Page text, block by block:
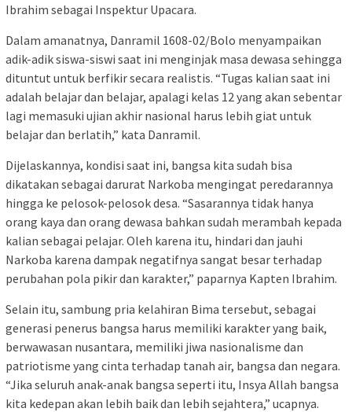
Ibrahim sebagai Inspektur Upacara.
Dalam amanatnya, Danramil 1608-02/Bolo menyampaikan
adik-adik siswa-siswi saat ini menginjak masa dewasa sehingga
dituntut untuk berfikir secara realistis. “Tugas kalian saat ini
adalah belajar dan belajar, apalagi kelas 12 yang akan sebentar
lagi memasuki ujian akhir nasional harus lebih giat untuk
belajar dan berlatih,” kata Danramil.
Dijelaskannya, kondisi saat ini, bangsa kita sudah bisa
dikatakan sebagai darurat Narkoba mengingat peredarannya
hingga ke pelosok-pelosok desa. “Sasarannya tidak hanya
orang kaya dan orang dewasa bahkan sudah merambah kepada
kalian sebagai pelajar. Oleh karena itu, hindari dan jauhi
Narkoba karena dampak negatifnya sangat besar terhadap
perubahan pola pikir dan karakter,” paparnya Kapten Ibrahim.
Selain itu, sambung pria kelahiran Bima tersebut, sebagai
generasi penerus bangsa harus memiliki karakter yang baik,
berwawasan nusantara, memiliki jiwa nasionalisme dan
patriotisme yang cinta terhadap tanah air, bangsa dan negara.
“Jika seluruh anak-anak bangsa seperti itu, Insya Allah bangsa
kita kedepan akan lebih baik dan lebih sejahtera,” ucapnya.